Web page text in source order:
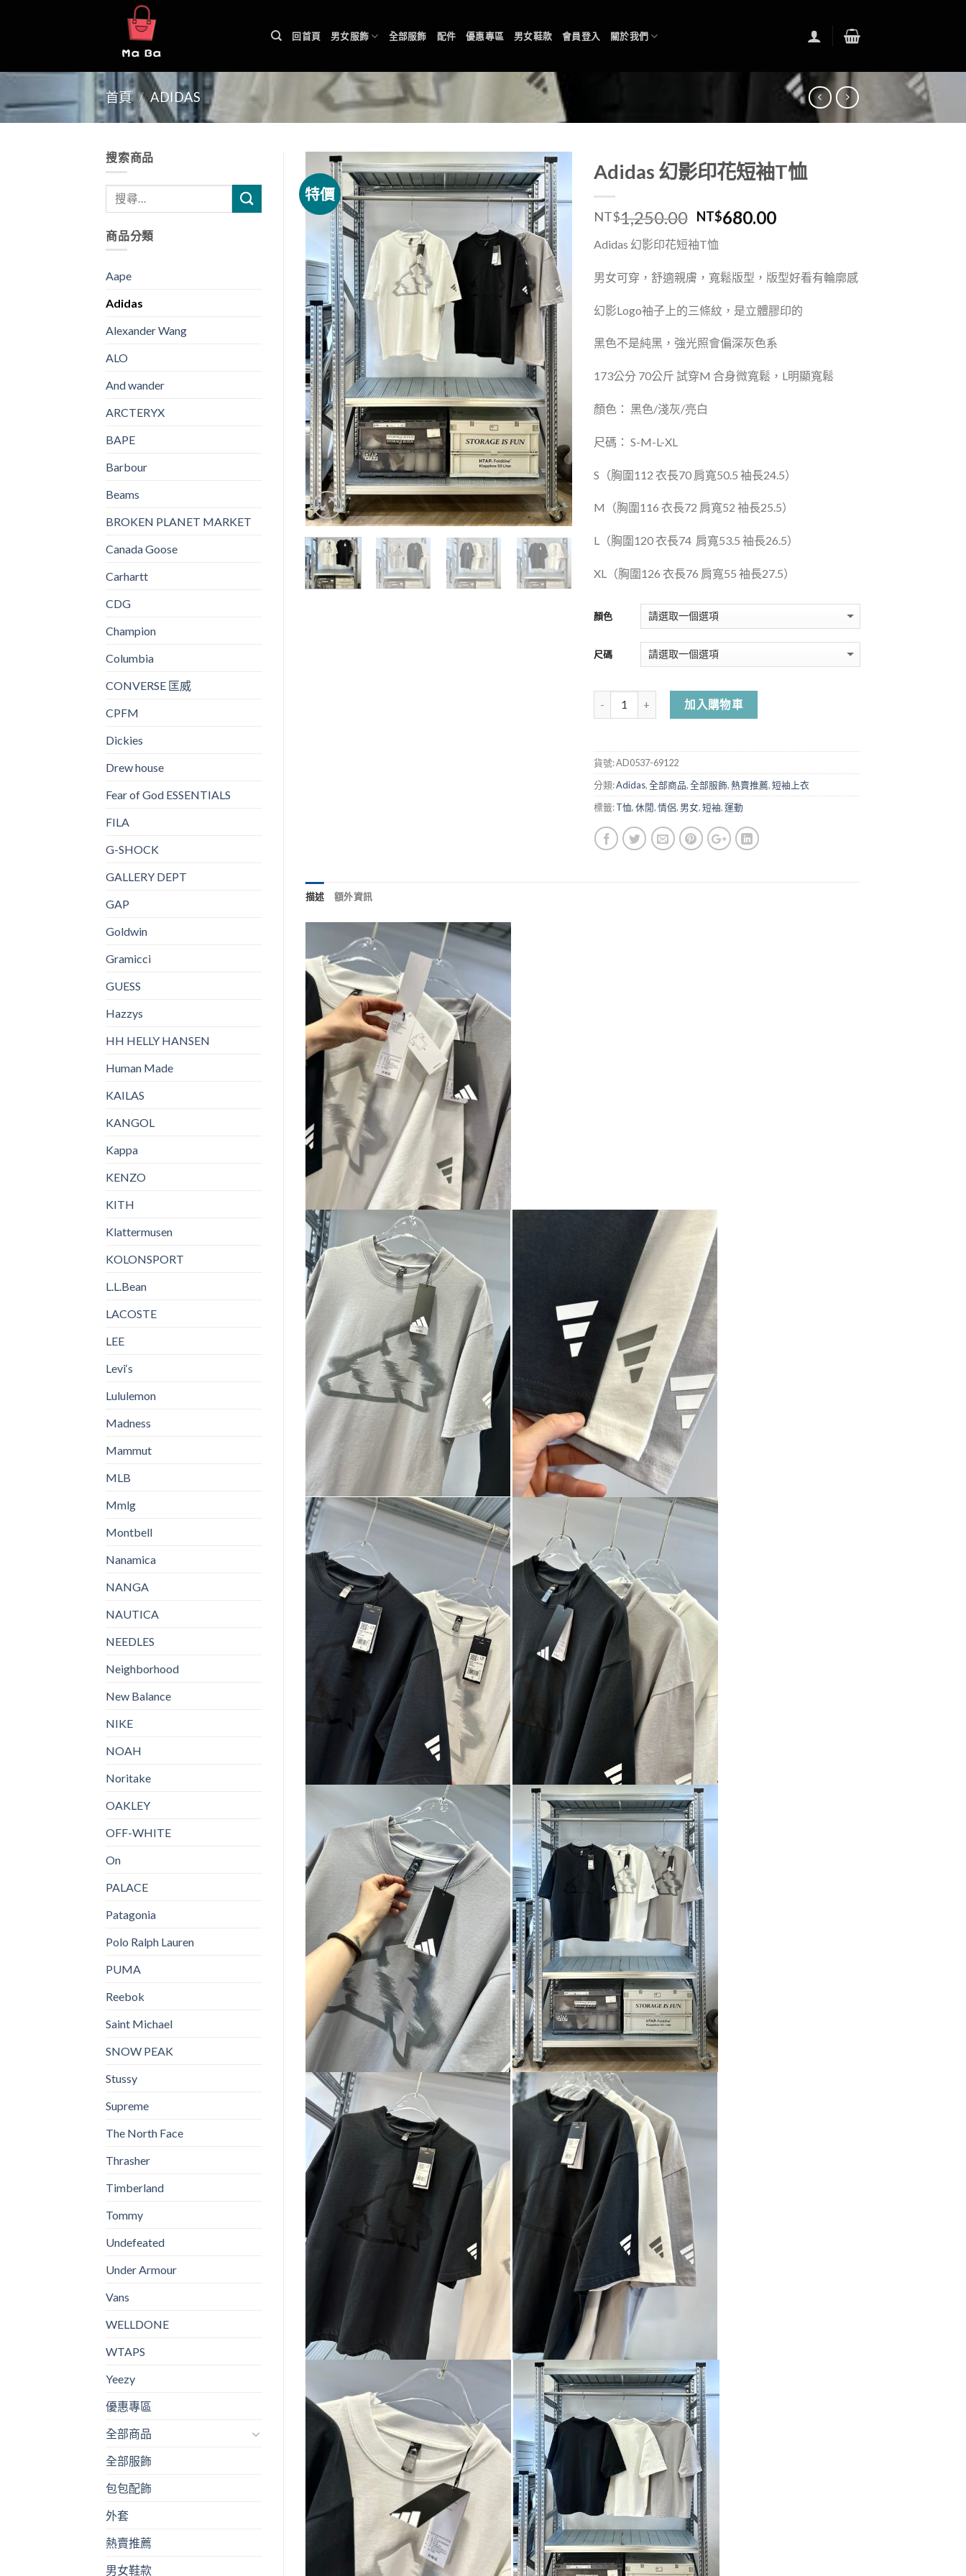
回首頁 男女服飾 全部服飾 配件 優惠專區 男女鞋款 會員登入 關於我們
首頁 / ADIDAS
特價
Adidas 幻影印花短袖T恤
NT$1,250.00 NT$680.00
Adidas 幻影印花短袖T恤
男女可穿，舒適親膚， 寬鬆版型，版型好看有輪廓感
幻影Logo袖子上的三條紋，是立體膠印的
黑色不是純黑，強光照會偏深灰色系
173公分 70公斤 試穿M 合身微寬鬆，L明顯寬鬆
顏色： 黑色/淺灰/亮白
尺碼： S-M-L-XL
S （胸圍112 衣長70 肩寬50.5 袖長24.5）
M （胸圍116 衣長72 肩寬52 袖長25.5）
L（胸圍120衣長74 肩寬53.5 袖長26.5）
XL（胸圍126 衣長76 肩寬55 袖長27.5）
顏色
尺碼
加入購物車
貨號:AD0537-69122
分類:Adidas,全部商品,全部服飾,熱賣推薦,短袖上衣
標籤:T恤,休閒,情侶, 男女,短袖,運動
描述 額外資訊
搜索商品
商品分類
Aape
Adidas
Alexander Wang
ALO
And wander
ARCTERYX
BAPE
Barbour
Beams
BROKEN PLANET MARKET
Canada Goose
Carhartt
CDG
Champion
Columbia
CONVERSE 匡威
CPFM
Dickies
Drew house
Fear of God ESSENTIALS
FILA
G-SHOCK
GALLERY DEPT
GAP
Goldwin
Gramicci
GUESS
Hazzys
HH HELLY HANSEN
Human Made
KAILAS
KANGOL
Kappa
KENZO
KITH
Klattermusen
KOLONSPORT
L.L.Bean
LACOSTE
LEE
Levi‘s
Lululemon
Madness
Mammut
MLB
Mmlg
Montbell
Nanamica
NANGA
NAUTICA
NEEDLES
Neighborhood
New Balance
NIKE
NOAH
Noritake
OAKLEY
OFF-WHITE
On
PALACE
Patagonia
Polo Ralph Lauren
PUMA
Reebok
Saint Michael
SNOW PEAK
Stussy
Supreme
The North Face
Thrasher
Timberland
Tommy
Undefeated
Under Armour
Vans
WELLDONE
WTAPS
Yeezy
優惠專區
全部商品
全部服飾
包包配飾
外套
熱賣推薦
男女鞋款